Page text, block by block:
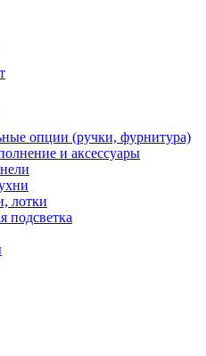
опции (ручки, фурнитура)
и аксессуары
лотки
подсветка